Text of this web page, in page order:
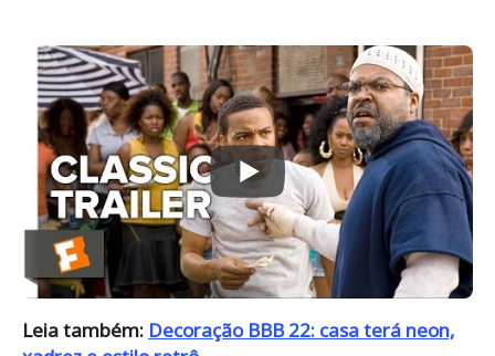
Leia também: Decoração BBB 22: casa terá neon,